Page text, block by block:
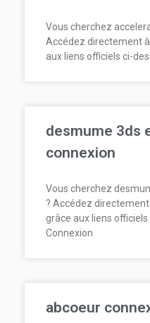
Vous cherchez
Accédez directement
aux liens officiels ci-
desmume 3ds
connexion
Vous cherchez
? Accédez
grâce aux liens
Connexion
abcoeur